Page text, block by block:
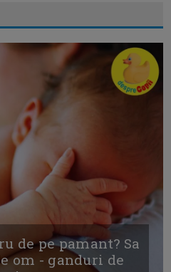
de pe pamant? Sa
om - ganduri de